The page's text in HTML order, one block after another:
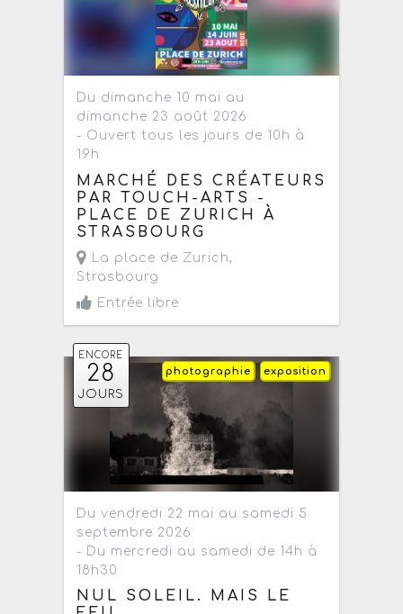
Du dimanche 10 mai au
dimanche 23 août 2026
- Ouvert tous les jours de 10h à
19h
MARCHÉ DES CRÉATEURS
PAR TOUCH-ARTS -
PLACE DE ZURICH À
STRASBOURG
La place de Zurich,
Strasbourg
Entrée libre
ENCORE
28
JOURS
exposition
photographie
Du vendredi 22 mai au samedi 5
septembre 2026
- Du mercredi au samedi de 14h à
18h30
NUL SOLEIL. MAIS LE